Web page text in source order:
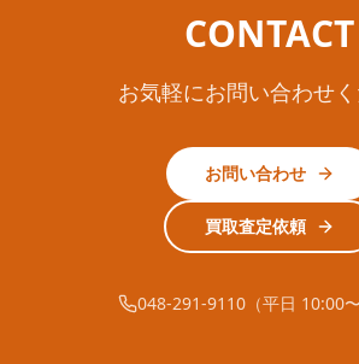
CONTACT
お気軽にお問い合わせ
お問い合わせ
買取査定依頼
048-291-9110（平日 10:00〜